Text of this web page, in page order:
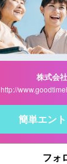
株式会
http://
簡単エン
フォ